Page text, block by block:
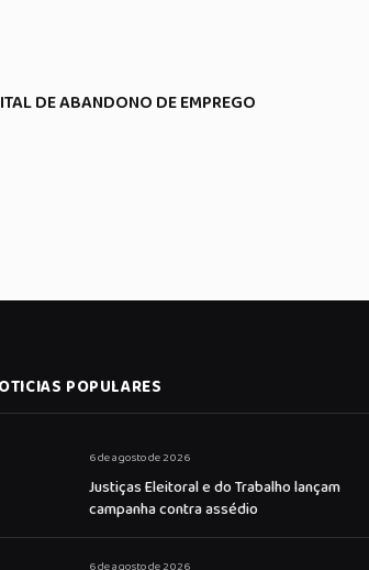
DE ABANDONO DE EMPREGO
POPULARES
6 de agosto de 2026
Justiças Eleitoral e do Trabalho lançam
campanha contra assédio